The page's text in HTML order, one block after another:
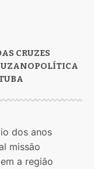
CRUZES
POLÍTICA
dos anos
missão
a região